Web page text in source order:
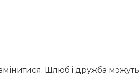
Шлюб і дружба можуть